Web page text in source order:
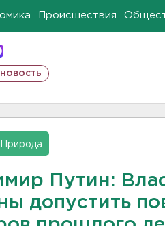
Происшествия
Природа
Путин:
допустить